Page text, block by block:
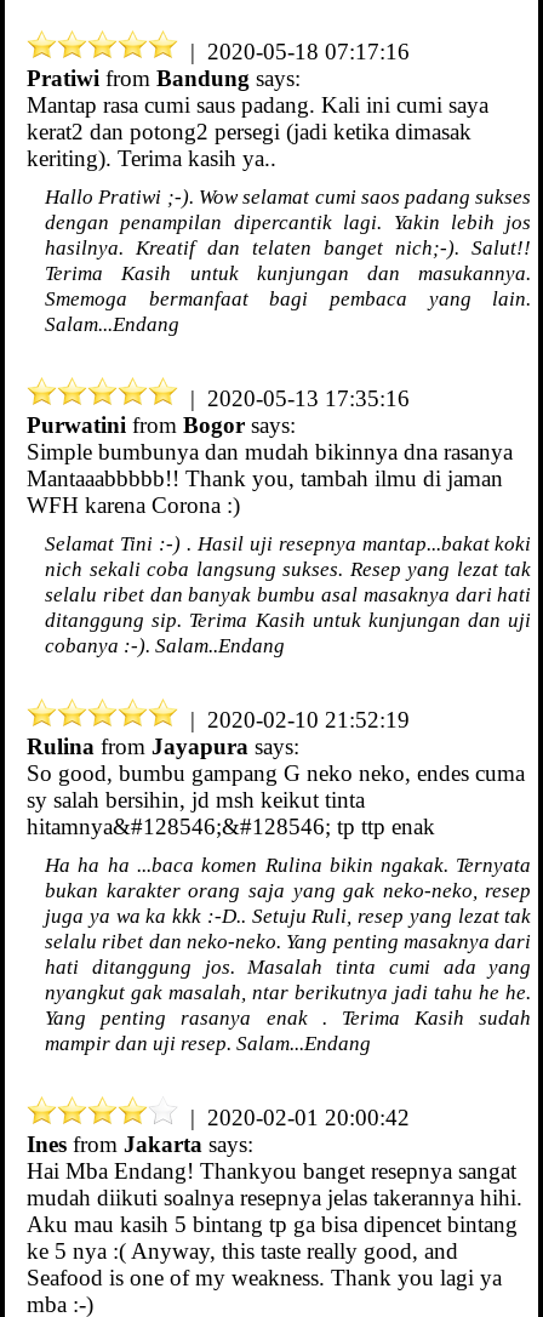
| 2020-05-18 07:17:16
Pratiwi from Bandung says:
Mantap rasa cumi saus padang. Kali ini cumi saya
kerat2 dan potong2 persegi (jadi ketika dimasak
keriting). Terima kasih ya..
Hallo Pratiwi ;-). Wow selamat cumi saos padang sukses
dengan penampilan dipercantik lagi. Yakin lebih jos
hasilnya. Kreatif dan telaten banget nich;-). Salut!!
Terima Kasih untuk kunjungan dan masukannya.
Smemoga bermanfaat bagi pembaca yang lain.
Salam...Endang
| 2020-05-13 17:35:16
Purwatini from Bogor says:
Simple bumbunya dan mudah bikinnya dna rasanya
Mantaaabbbbb!! Thank you, tambah ilmu di jaman
WFH karena Corona :)
Selamat Tini :-) . Hasil uji resepnya mantap...bakat koki
nich sekali coba langsung sukses. Resep yang lezat tak
selalu ribet dan banyak bumbu asal masaknya dari hati
ditanggung sip. Terima Kasih untuk kunjungan dan uji
cobanya :-). Salam..Endang
| 2020-02-10 21:52:19
Rulina from Jayapura says:
So good, bumbu gampang G neko neko, endes cuma
sy salah bersihin, jd msh keikut tinta
hitamnya&#128546;&#128546; tp ttp enak
Ha ha ha ...baca komen Rulina bikin ngakak. Ternyata
bukan karakter orang saja yang gak neko-neko, resep
juga ya wa ka kkk :-D.. Setuju Ruli, resep yang lezat tak
selalu ribet dan neko-neko. Yang penting masaknya dari
hati ditanggung jos. Masalah tinta cumi ada yang
nyangkut gak masalah, ntar berikutnya jadi tahu he he.
Yang penting rasanya enak . Terima Kasih sudah
mampir dan uji resep. Salam...Endang
| 2020-02-01 20:00:42
Ines from Jakarta says:
Hai Mba Endang! Thankyou banget resepnya sangat
mudah diikuti soalnya resepnya jelas takerannya hihi.
Aku mau kasih 5 bintang tp ga bisa dipencet bintang
ke 5 nya :( Anyway, this taste really good, and
Seafood is one of my weakness. Thank you lagi ya
mba :-)